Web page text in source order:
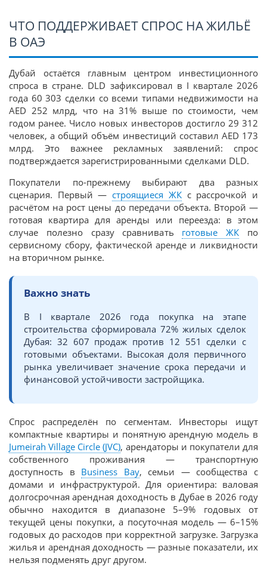
ЧТО ПОДДЕРЖИВАЕТ СПРОС НА ЖИЛЬЁ
В ОАЭ
Дубай остаётся главным центром инвестиционного
спроса в стране. DLD зафиксировал в I квартале 2026
года 60 303 сделки со всеми типами недвижимости на
AED 252 млрд, что на 31% выше по стоимости, чем
годом ранее. Число новых инвесторов достигло 29 312
человек, а общий объём инвестиций составил AED 173
млрд. Это важнее рекламных заявлений: спрос
подтверждается зарегистрированными сделками DLD.
Покупатели по-прежнему выбирают два разных
сценария. Первый — строящиеся ЖКс рассрочкой и
расчётом на рост цены до передачи объекта. Второй —
готовая квартира для аренды или переезда: в этом
случае полезно сразу сравнивать готовые ЖК по
сервисному сбору, фактической аренде и ликвидности
на вторичном рынке.
Важно знать
В I квартале 2026 года покупка на этапе
строительства сформировала 72% жилых сделок
Дубая: 32 607 продаж против 12 551 сделки с
готовыми объектами. Высокая доля первичного
рынка увеличивает значение срока передачи и
финансовой устойчивости застройщика.
Спрос распределён по сегментам. Инвесторы ищут
компактные квартиры и понятную арендную модель в
Jumeirah Village Circle (JVC), арендаторы и покупатели для
собственного проживания — транспортную
доступность в Business Bay, семьи — сообщества с
домами и инфраструктурой. Для ориентира: валовая
долгосрочная арендная доходность в Дубае в 2026 году
обычно находится в диапазоне 5–9% годовых от
текущей цены покупки, а посуточная модель — 6–15%
годовых до расходов при корректной загрузке. Загрузка
жилья и арендная доходность — разные показатели, их
нельзя подменять друг другом.